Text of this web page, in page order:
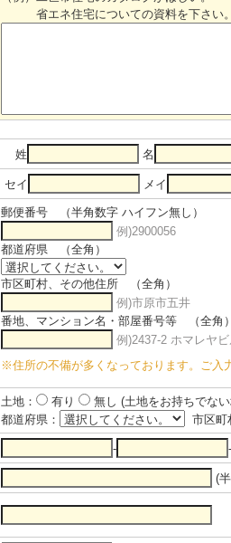
省エネ住宅についての資料を下さい。
姓 名
セイ メイ
郵便番号 （半角数字 ハイフン無し）
例)2900056
都道府県 （全角）
市区町村、その他住所 （全角）
例)市原市五井
番地、マンション名・部屋番号等 （全角）
例)2437-2 ホマレヤ
※住所の不備が多くなっております。ご入
土地： 有り 無し (土地をお持ちでな
都道府県：
市区町
- -
(